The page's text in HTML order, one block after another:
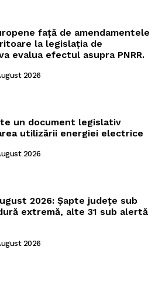
față de amendamentele
la legislația de
evalua efectul asupra PNRR.
2026
un document legislativ
utilizării energiei electrice
2026
2026: Șapte județe sub
extremă, alte 31 sub alertă
2026